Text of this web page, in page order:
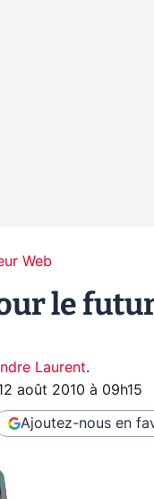
Web
le
Laurent.
août 2010 à 09h15
Ajoutez-nous en